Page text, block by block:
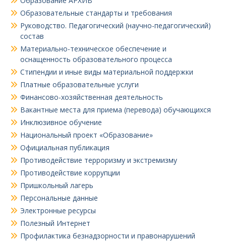
Образовательные стандарты и требования
Руководство. Педагогический (научно-педагогический)
состав
Материально-техническое обеспечение и
оснащенность образовательного процесса
Стипендии и иные виды материальной поддержки
Платные образовательные услуги
Финансово-хозяйственная деятельность
Вакантные места для приема (перевода) обучающихся
Инклюзивное обучение
Национальный проект «Образование»
Официальная публикация
Противодействие терроризму и экстремизму
Противодействие коррупции
Пришкольный лагерь
Персональные данные
Электронные ресурсы
Полезный Интернет
Профилактика безнадзорности и правонарушений